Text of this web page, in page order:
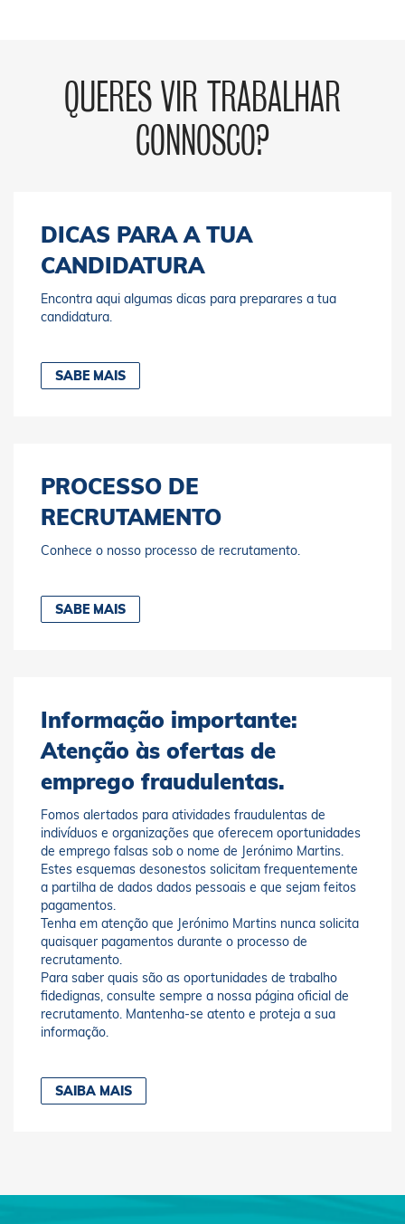
QUERES VIR TRABALHAR
CONNOSCO?
DICAS PARA A TUA
CANDIDATURA
Encontra aqui algumas dicas para preparares a tua
candidatura.
SABE MAIS
PROCESSO DE
RECRUTAMENTO
Conhece o nosso processo de recrutamento.
SABE MAIS
Informação importante:
Atenção às ofertas de
emprego fraudulentas.
Fomos alertados para atividades fraudulentas de
indivíduos e organizações que oferecem oportunidades
de emprego falsas sob o nome de Jerónimo Martins.
Estes esquemas desonestos solicitam frequentemente
a partilha de dados dados pessoais e que sejam feitos
pagamentos.
Tenha em atenção que Jerónimo Martins nunca solicita
quaisquer pagamentos durante o processo de
recrutamento.
Para saber quais são as oportunidades de trabalho
fidedignas, consulte sempre a nossa página oficial de
recrutamento. Mantenha-se atento e proteja a sua
informação.
SAIBA MAIS